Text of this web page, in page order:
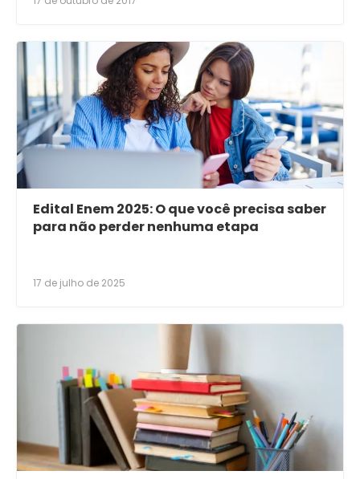
Edital Enem 2025: O que você precisa saber
para não perder nenhuma etapa
17 de julho de 2025